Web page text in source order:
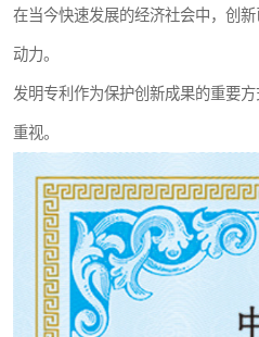
在当今快速发展的经济社会中，创
动力。
发明专利作为保护创新成果的重要
重视。